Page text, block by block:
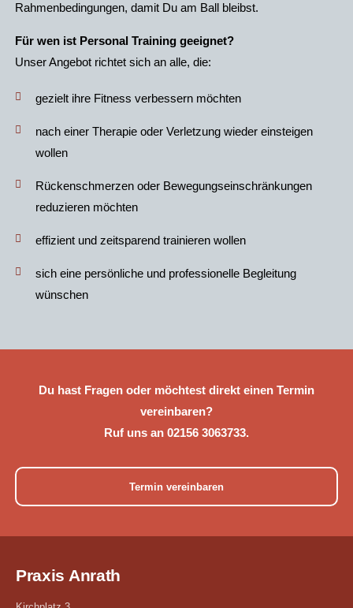
Rahmenbedingungen, damit Du am Ball bleibst.
Für wen ist Personal Training geeignet?
Unser Angebot richtet sich an alle, die:
gezielt ihre Fitness verbessern möchten
nach einer Therapie oder Verletzung wieder einsteigen
wollen
Rückenschmerzen oder Bewegungseinschränkungen
reduzieren möchten
effizient und zeitsparend trainieren wollen
sich eine persönliche und professionelle Begleitung
wünschen
Du hast Fragen oder möchtest direkt einen Termin
vereinbaren?
Ruf uns an 02156 3063733.
Termin vereinbaren
Praxis Anrath